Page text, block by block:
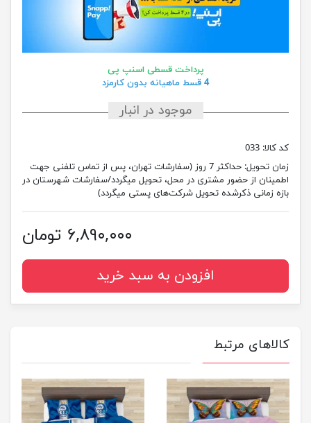
پرداخت قسطی اسنپ پی
4 قسط ماهیانه بدون کارمزد
موجود در انبار
کد کالا: 033
زمان تحویل:
حداکثر 7 روز (سفارشات تهران، پس از تماس تلفنی جهت
اطمینان از حضور مشتری در محل، تحویل میگردد/سفارشات شهرستان در
بازه زمانی ذکرشده تحویل شرکت‌های پستی میگردد)
۶,۸۹۰,۰۰۰ تومان
افزودن به سبد خرید
کالاهای مرتبط